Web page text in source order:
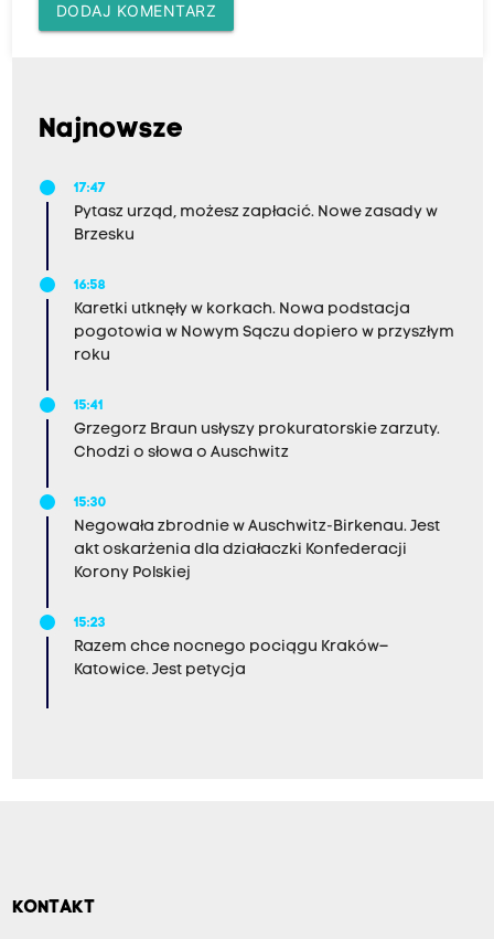
DODAJ KOMENTARZ
Najnowsze
17:47
Pytasz urząd, możesz zapłacić. Nowe zasady w
Brzesku
16:58
Karetki utknęły w korkach. Nowa podstacja
pogotowia w Nowym Sączu dopiero w przyszłym
roku
15:41
Grzegorz Braun usłyszy prokuratorskie zarzuty.
Chodzi o słowa o Auschwitz
15:30
Negowała zbrodnie w Auschwitz-Birkenau. Jest
akt oskarżenia dla działaczki Konfederacji
Korony Polskiej
15:23
Razem chce nocnego pociągu Kraków–
Katowice. Jest petycja
KONTAKT